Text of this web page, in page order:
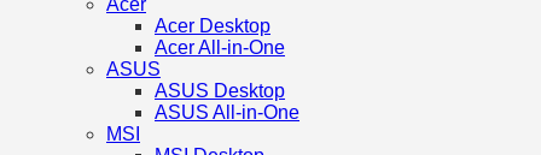
Acer
Acer Desktop
Acer All-in-One
ASUS
ASUS Desktop
ASUS All-in-One
MSI